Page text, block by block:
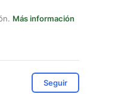
Más información
Seguir